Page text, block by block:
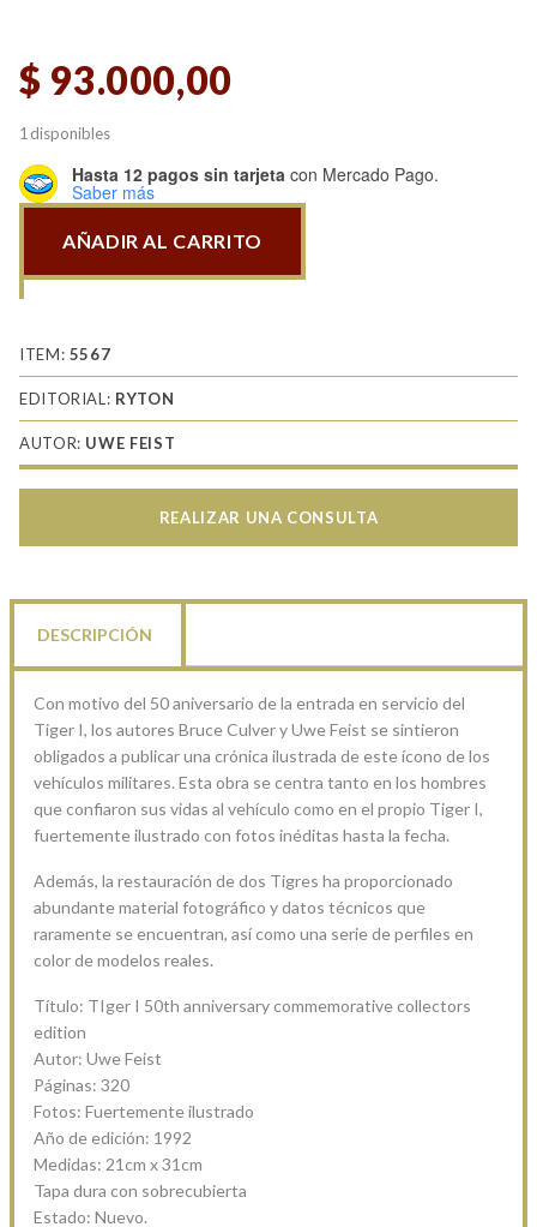
$ 93.000,00
1 disponibles
Hasta 12 pagos sin tarjeta con Mercado Pago.
Saber más
I
anniversary
commemorative
edition
cantidad
AÑADIR AL CARRITO
ITEM: 5567
EDITORIAL: RYTON
AUTOR: UWE FEIST
REALIZAR UNA CONSULTA
DESCRIPCIÓN
Con motivo del 50 aniversario de la entrada en servicio del
Tiger I, los autores Bruce Culver y Uwe Feist se sintieron
obligados a publicar una crónica ilustrada de este ícono de los
vehículos militares. Esta obra se centra tanto en los hombres
que confiaron sus vidas al vehículo como en el propio Tiger I,
fuertemente ilustrado con fotos inéditas hasta la fecha.
Además, la restauración de dos Tigres ha proporcionado
abundante material fotográfico y datos técnicos que
raramente se encuentran, así como una serie de perfiles en
color de modelos reales.
Título: TIger I 50th anniversary commemorative collectors
edition
Autor: Uwe Feist
Páginas: 320
Fotos: Fuertemente ilustrado
Año de edición: 1992
Medidas: 21cm x 31cm
Tapa dura con sobrecubierta
Estado: Nuevo.